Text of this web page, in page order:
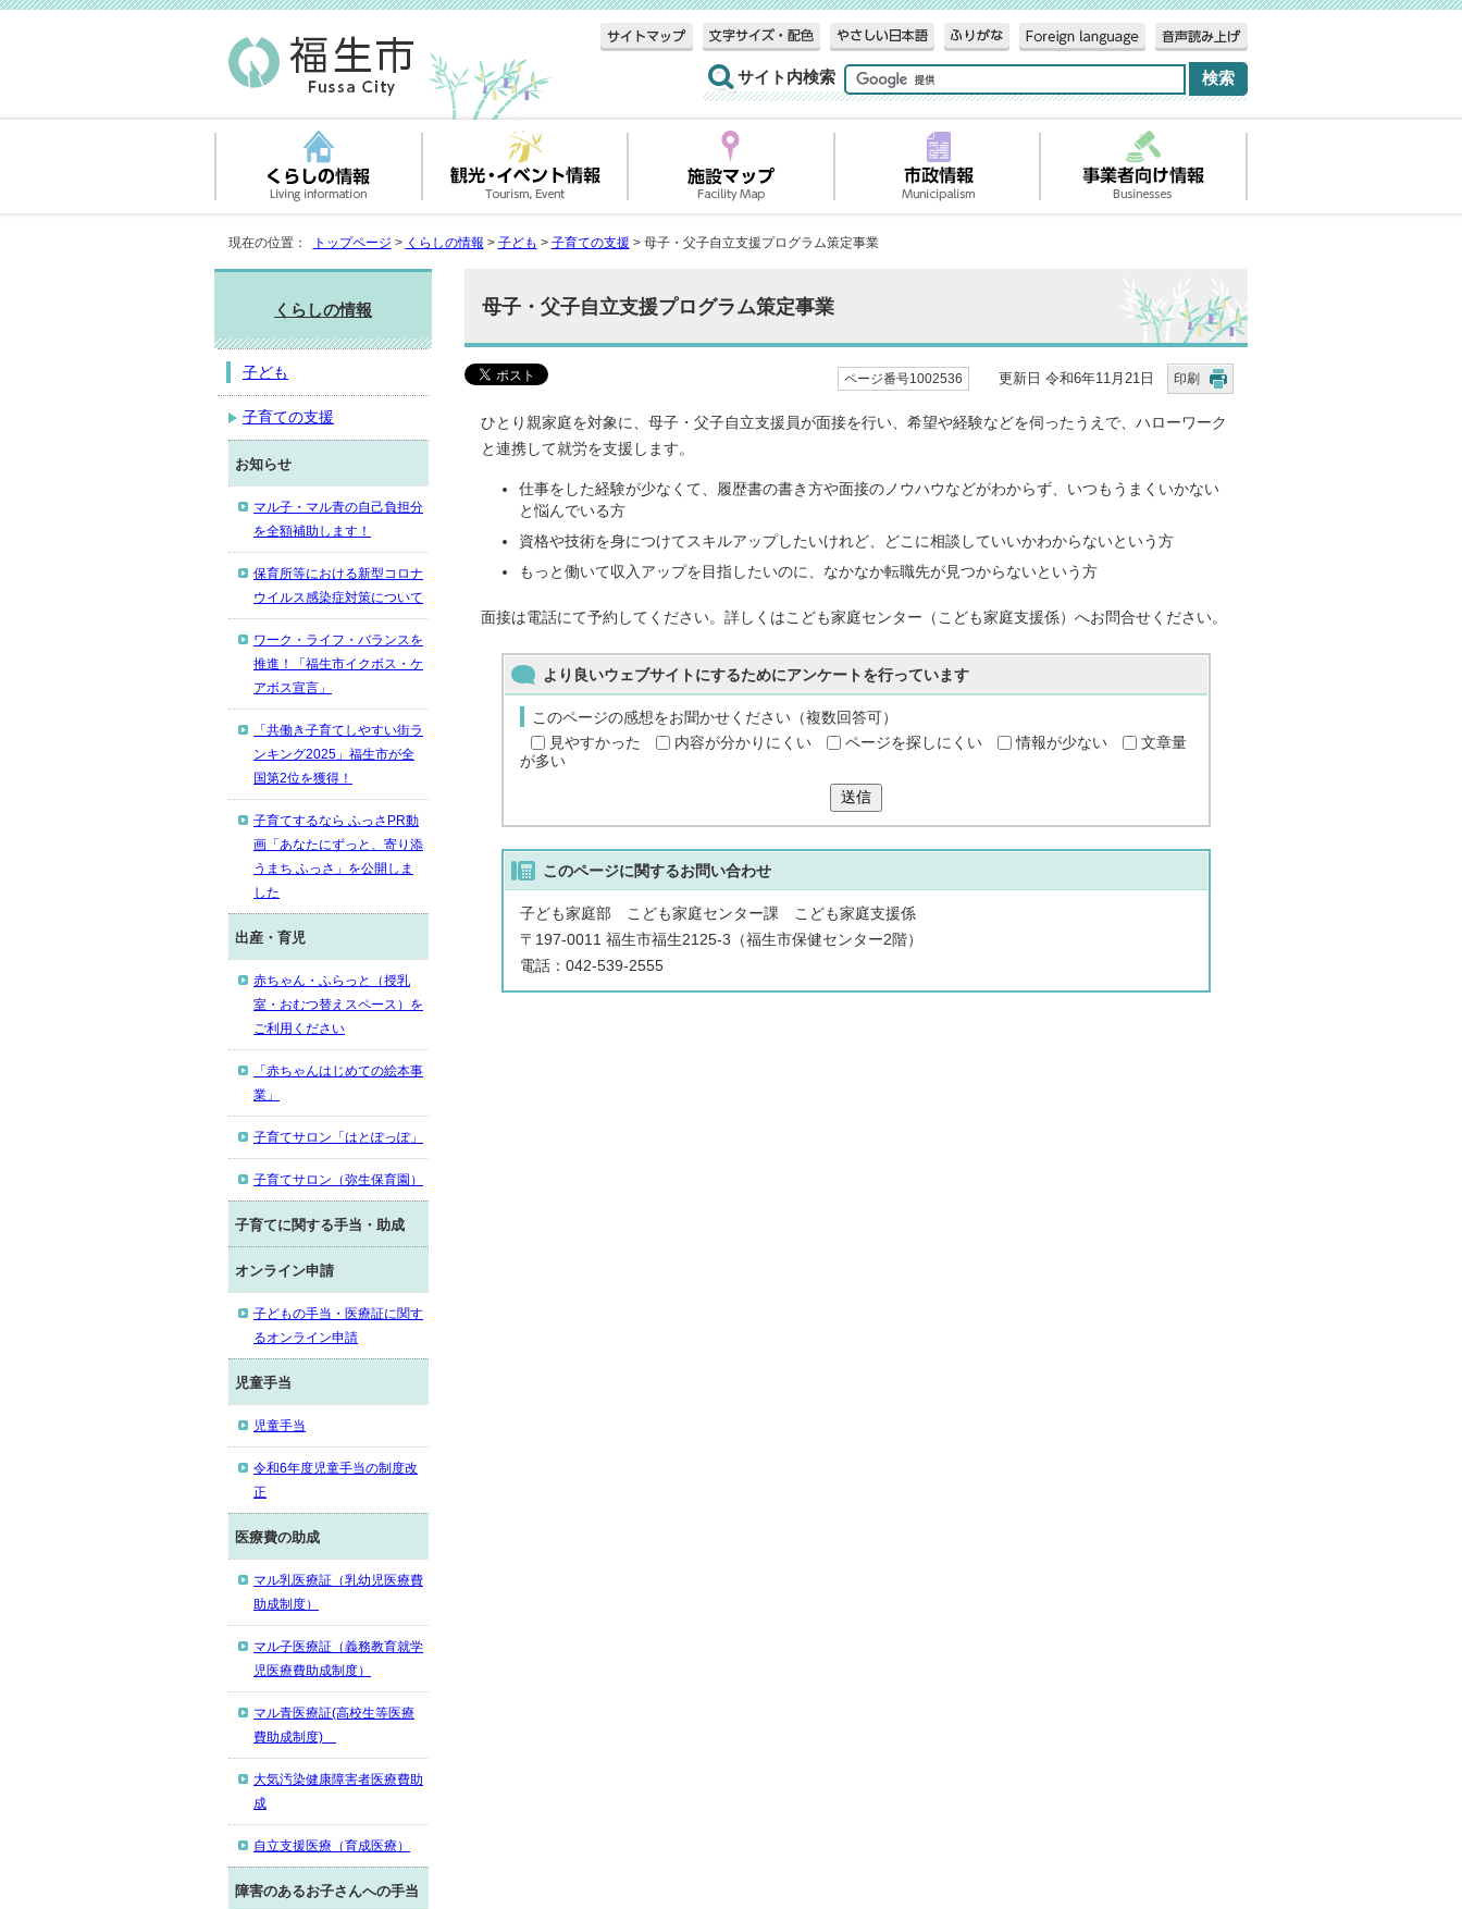
サイト内検索
現在の位置： トップページ > くらしの情報 > 子ども > 子育ての支援 > 母子・父子自立支援プログラム策定事業
母子・父子自立支援プログラム策定事業
ページ番号1002536 更新日 令和6年11月21日 印刷
ひとり親家庭を対象に、母子・父子自立支援員が面接を行い、希望や経験などを伺ったうえで、ハローワーク
と連携して就労を支援します。
仕事をした経験が少なくて、履歴書の書き方や面接のノウハウなどがわからず、いつもうまくいかない
と悩んでいる方
資格や技術を身につけてスキルアップしたいけれど、どこに相談していいかわからないという方
もっと働いて収入アップを目指したいのに、なかなか転職先が見つからないという方
面接は電話にて予約してください。詳しくはこども家庭センター（こども家庭支援係）へお問合せください。
より良いウェブサイトにするためにアンケートを行っています
このページの感想をお聞かせください（複数回答可）
見やすかった
内容が分かりにくい ページを探しにくい 情報が少ない
文章量
が多い
送信
このページに関するお問い合わせ
子ども家庭部 こども家庭センター課 こども家庭支援係
〒197-0011 福生市福生2125-3（福生市保健センター2階）
電話：042-539-2555
くらしの情報
子ども
子育ての支援
お知らせ
マル子・マル青の自己負担分
を全額補助します！
保育所等における新型コロナ
ウイルス感染症対策について
ワーク・ライフ・バランスを
推進！「福生市イクボス・ケ
アボス宣言」
「共働き子育てしやすい街ラ
ンキング2025」福生市が全
国第2位を獲得！
子育てするなら ふっさPR動
画「あなたにずっと、寄り添
うまち ふっさ」を公開しま
した
出産・育児
赤ちゃん・ふらっと（授乳
室・おむつ替えスペース）を
ご利用ください
「赤ちゃんはじめての絵本事
業」
子育てサロン「はとぽっぽ」
子育てサロン（弥生保育園）
子育てに関する手当・助成
オンライン申請
子どもの手当・医療証に関す
るオンライン申請
児童手当
児童手当
令和6年度児童手当の制度改
正
医療費の助成
マル乳医療証（乳幼児医療費
助成制度）
マル子医療証（義務教育就学
児医療費助成制度）
マル青医療証(高校生等医療
費助成制度)
大気汚染健康障害者医療費助
成
自立支援医療（育成医療）
障害のあるお子さんへの手当